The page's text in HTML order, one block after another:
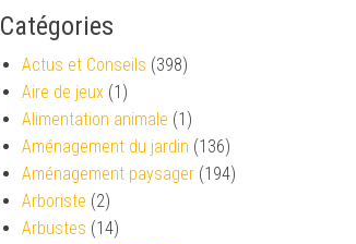
Catégories
Actus et Conseils (398)
Aire de jeux (1)
Alimentation animale (1)
Aménagement du jardin (136)
Aménagement paysager (194)
Arboriste (2)
Arbustes (14)